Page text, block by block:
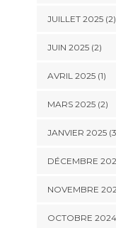
JUILLET 2025(2)
JUIN 2025(2)
AVRIL 2025(1)
MARS 2025(2)
JANVIER 2025
DÉCEMBRE
NOVEMBRE
OCTOBRE 2024